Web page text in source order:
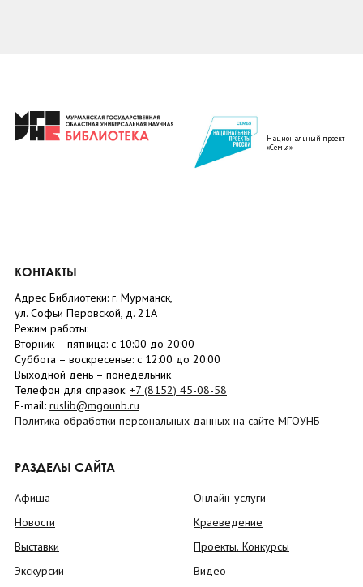
Национальный проект
«Семья»
КОНТАКТЫ
Адрес Библиотеки: г. Мурманск,
ул. Софьи Перовской, д. 21А
Режим работы:
Вторник – пятница: с 10:00 до 20:00
Суббота – воскресенье: c 12:00 до 20:00
Выходной день – понедельник
Телефон для справок: +7 (8152) 45-08-58
E-mail: ruslib@mgounb.ru
Политика обработки персональных данных на сайте МГОУНБ
РАЗДЕЛЫ САЙТА
Афиша
Новости
Выставки
Экскурсии
Онлайн-услуги
Краеведение
Проекты. Конкурсы
Видео